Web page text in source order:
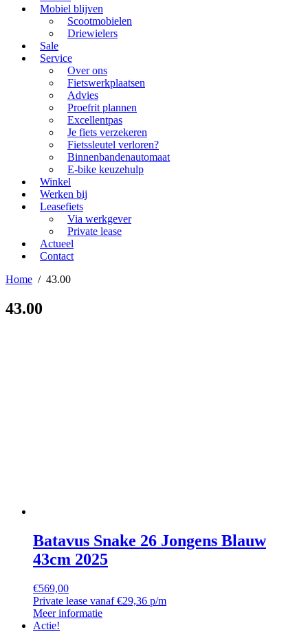
Mobiel blijven
Scootmobielen
Driewielers
Sale
Service
Over ons
Fietswerkplaatsen
Advies
Proefrit plannen
Excellentpas
Je fiets verzekeren
Fietssleutel verloren?
Binnenbandenautomaat
E-bike keuzehulp
Winkel
Werken bij
Leasefiets
Via werkgever
Private lease
Actueel
Contact
Home / 43.00
43.00
Batavus Snake 26 Jongens Blauw
43cm 2025
€569,00
Private lease vanaf €29,36 p/m
Meer informatie
Actie!